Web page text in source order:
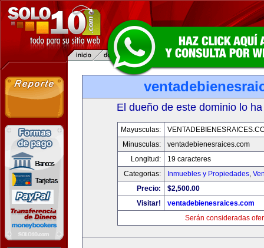
El dueño de este dominio lo
Mayusculas:
Minusculas:
ventadebienesraices.com
Longitud:
19 caracteres
Categorias:
Inmuebles y Propiedades,
Precio:
$2,500.00
Visitar!
ventadebienesraices.com
Serán consideradas